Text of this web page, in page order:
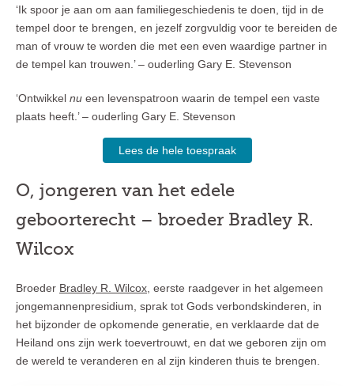
‘Ik spoor je aan om aan familiegeschiedenis te doen, tijd in de
tempel door te brengen, en jezelf zorgvuldig voor te bereiden de
man of vrouw te worden die met een even waardige partner in
de tempel kan trouwen.’ – ouderling Gary E. Stevenson
‘Ontwikkel nu een levenspatroon waarin de tempel een vaste
plaats heeft.’ – ouderling Gary E. Stevenson
Lees de hele toespraak
O, jongeren van het edele
geboorterecht – broeder Bradley R.
Wilcox
Broeder Bradley R. Wilcox , eerste raadgever in het algemeen
jongemannenpresidium, sprak tot Gods verbondskinderen, in
het bijzonder de opkomende generatie, en verklaarde dat de
Heiland ons zijn werk toevertrouwt, en dat we geboren zijn om
de wereld te veranderen en al zijn kinderen thuis te brengen.